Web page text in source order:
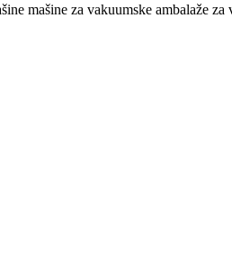
mašine za vakuumske ambalaže za